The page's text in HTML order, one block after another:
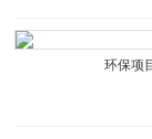
环保项